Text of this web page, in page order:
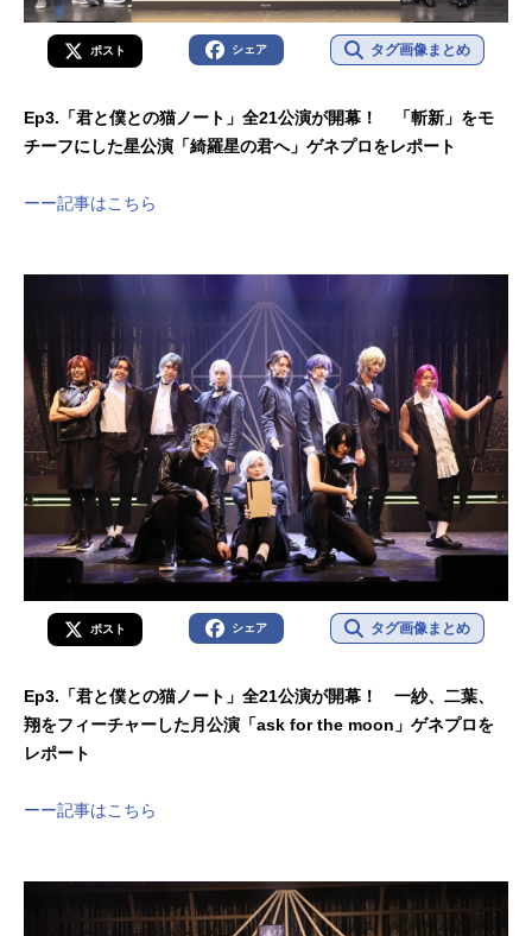
ポスト シェア タグ画像まとめ
Ep3.「君と僕との猫ノート」全21公演が開幕！ 「斬新」をモ
チーフにした星公演「綺羅星の君へ」ゲネプロをレポート
ーー記事はこちら
ポスト シェア タグ画像まとめ
Ep3.「君と僕との猫ノート」全21公演が開幕！ 一紗、二葉、
翔をフィーチャーした月公演「ask for the moon」ゲネプロを
レポート
ーー記事はこちら